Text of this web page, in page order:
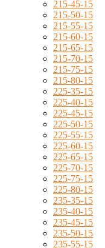
215-45-15
215-50-15
215-55-15
215-60-15
215-65-15
215-70-15
215-75-15
215-80-15
225-35-15
225-40-15
225-45-15
225-50-15
225-55-15
225-60-15
225-65-15
225-70-15
225-75-15
225-80-15
235-35-15
235-40-15
235-45-15
235-50-15
235-55-15